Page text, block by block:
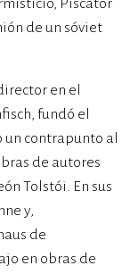
Piscator
de un sóviet
en el
fundó el
un contrapunto al
de autores
Tolstói. En sus
y,
de
en obras de